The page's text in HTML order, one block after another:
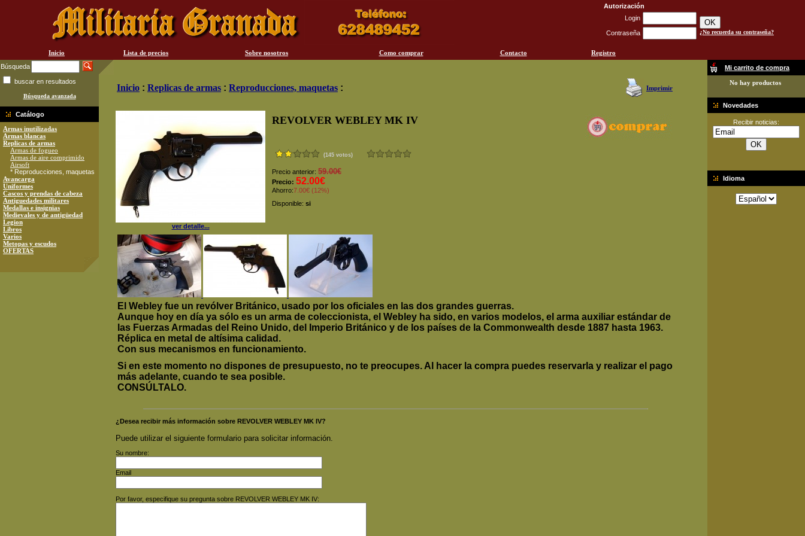
Autorización
Login
Contraseña ¿No recuerda su contraseña?
Inicio Lista de precios Sobre nosotros Como comprar Contacto
Registro
Búsqueda
buscar en resultados
Búsqueda avanzada
Catálogo
Armas inutilizadas
Armas blancas
Replicas de armas
Armas de fogueo
Armas de aire comprimido
Airsoft
* Reproducciones, maquetas
Avancarga
Uniformes
Cascos y prendas de cabeza
Antiguedades militares
Medallas e insignias
Medievales y de antigüedad
Legion
Libros
Varios
Metopas y escudos
OFERTAS
Inicio : Replicas de armas : Reproducciones, maquetas : Imprimir
ver detalle...
REVOLVER WEBLEY MK IV
(145 votos)
Precio anterior: 59.00€
Precio: 52.00€
Ahorro:7.00€ (12%)
Disponible: si
El Webley fue un revólver Británico, usado por los oficiales en las dos grandes guerras.
Aunque hoy en día ya sólo es un arma de coleccionista, el Webley ha sido, en varios modelos, el arma auxiliar estándar de
las Fuerzas Armadas del Reino Unido, del Imperio Británico y de los países de la Commonwealth desde 1887 hasta 1963.
Réplica en metal de altísima calidad.
Con sus mecanismos en funcionamiento.
Si en este momento no dispones de presupuesto, no te preocupes. Al hacer la compra puedes reservarla y realizar el pago
más adelante, cuando te sea posible.
CONSÚLTALO.
¿Desea recibir más información sobre REVOLVER WEBLEY MK IV?
Puede utilizar el siguiente formulario para solicitar información.
Su nombre:
Email
Por favor, especifique su pregunta sobre REVOLVER WEBLEY MK IV:
Mi carrito de compra
No hay productos
Novedades
Recibir noticias:
Idioma